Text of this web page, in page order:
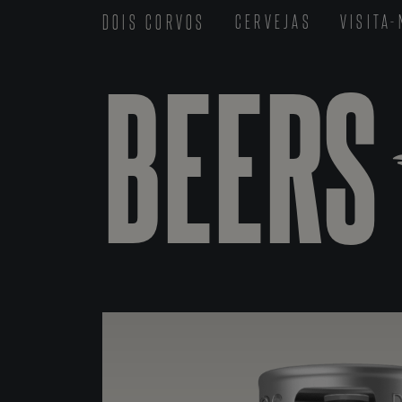
DOIS CORVOS CERVEJAS VISITA-
BEERS